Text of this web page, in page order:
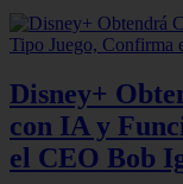
Disney+
con IA y
el CEO Bob